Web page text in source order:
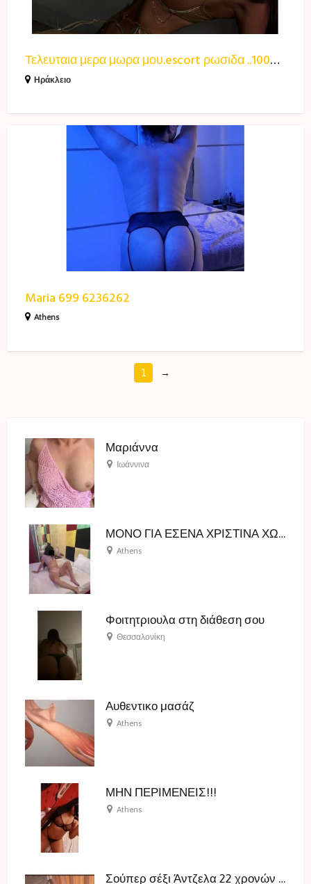
Τελευταια μερα μωρα μου.escort ρωσιδα ..100% 6937384814λιθινες φωτο 69
Ηράκλειο
Maria 699 6236262
Athens
1 →
Μαριάννα
Ιωάννινα
ΜΟΝΟ ΓΙΑ ΕΣΕΝΑ ΧΡΙΣΤΙΝΑ ΧΩΡΙΣ ΟΡΙΑ
Athens
Φοιτητριουλα στη διάθεση σου
Θεσσαλονίκη
Αυθεντικο μασάζ
Athens
ΜΗΝ ΠΕΡΙΜΕΝΕΙΣ!!!
Athens
Σούπερ σέξι Άντζελα 22 χρονών πιτσιρίκα